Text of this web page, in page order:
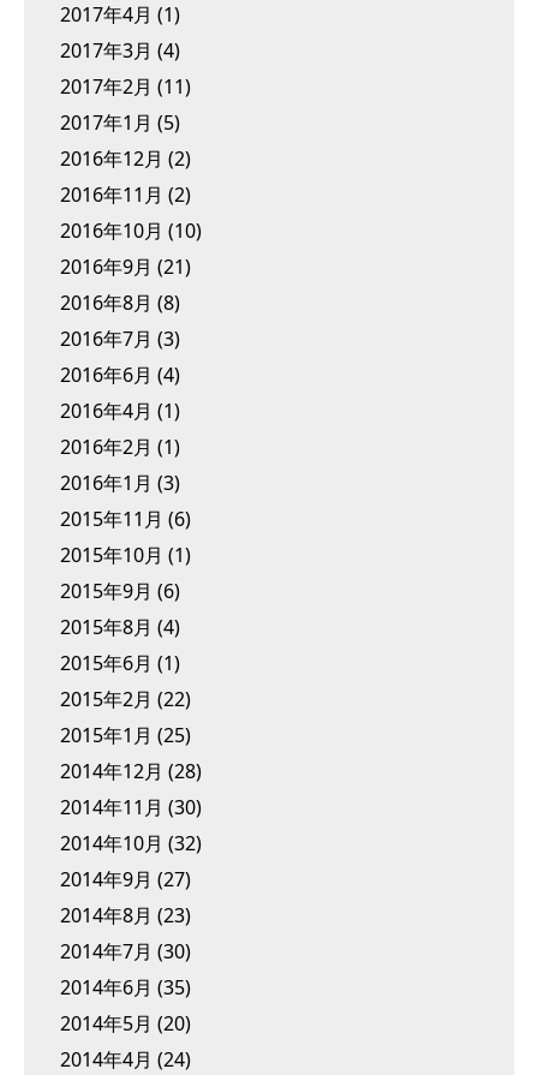
2017年4月 (1)
2017年3月 (4)
2017年2月 (11)
2017年1月 (5)
2016年12月 (2)
2016年11月 (2)
2016年10月 (10)
2016年9月 (21)
2016年8月 (8)
2016年7月 (3)
2016年6月 (4)
2016年4月 (1)
2016年2月 (1)
2016年1月 (3)
2015年11月 (6)
2015年10月 (1)
2015年9月 (6)
2015年8月 (4)
2015年6月 (1)
2015年2月 (22)
2015年1月 (25)
2014年12月 (28)
2014年11月 (30)
2014年10月 (32)
2014年9月 (27)
2014年8月 (23)
2014年7月 (30)
2014年6月 (35)
2014年5月 (20)
2014年4月 (24)